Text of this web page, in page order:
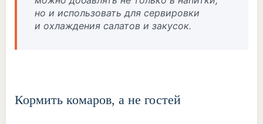
но и использовать для сервировки
и охлаждения салатов и закусок.
Кормить комаров, а не гостей